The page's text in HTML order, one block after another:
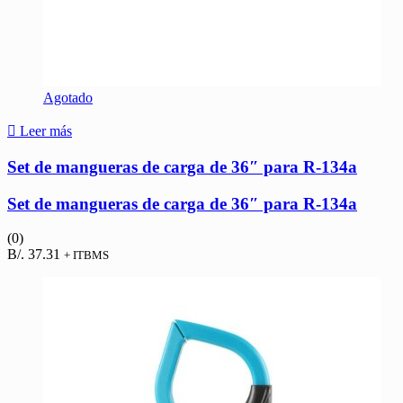
Agotado
Leer más
Set de mangueras de carga de 36″ para R-134a
Set de mangueras de carga de 36″ para R-134a
(0)
B/. 37.31 + ITBMS